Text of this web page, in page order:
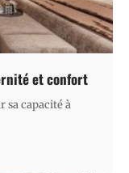
et confort
sa capacité à